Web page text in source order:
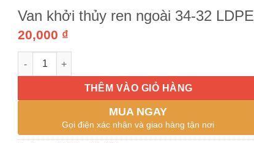
Van khởi thủy ren ngoài 34-32 LDPE
20,000 ₫
Van khởi thủy ren ngoài 34-32 LDPE số lượng
THÊM VÀO GIỎ HÀNG
MUA NGAY
Gọi điện xác nhận và giao hàng tận nơi